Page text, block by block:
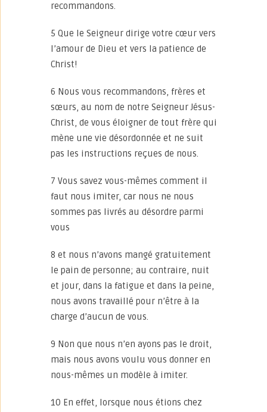
recommandons.
5 Que le Seigneur dirige votre cœur vers
l’amour de Dieu et vers la patience de
Christ!
6 Nous vous recommandons, frères et
sœurs, au nom de notre Seigneur Jésus-
Christ, de vous éloigner de tout frère qui
mène une vie désordonnée et ne suit
pas les instructions reçues de nous.
7 Vous savez vous-mêmes comment il
faut nous imiter, car nous ne nous
sommes pas livrés au désordre parmi
vous
8 et nous n’avons mangé gratuitement
le pain de personne; au contraire, nuit
et jour, dans la fatigue et dans la peine,
nous avons travaillé pour n’être à la
charge d’aucun de vous.
9 Non que nous n’en ayons pas le droit,
mais nous avons voulu vous donner en
nous-mêmes un modèle à imiter.
10 En effet, lorsque nous étions chez